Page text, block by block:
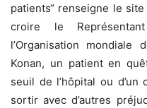
patients“ renseigne le
croire le
l’Organisation
Konan, un patient en
seuil de l’hôpital ou
sortir avec d’autres